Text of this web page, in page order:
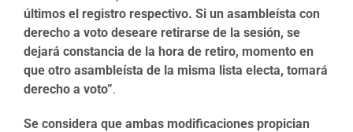
últimos el registro respectivo. Si un asambleísta con
derecho a voto deseare retirarse de la sesión, se
dejará constancia de la hora de retiro, momento en
que otro asambleísta de la misma lista electa, tomará
derecho a voto”.
Se considera que ambas modificaciones propician